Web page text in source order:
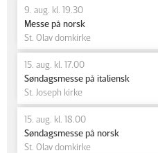
9. aug. kl. 19.30
Messe på norsk
St. Olav domkirke
15. aug. kl. 17.00
Søndagsmesse på italiensk
St. Joseph kirke
15. aug. kl. 18.00
Søndagsmesse på norsk
St. Olav domkirke